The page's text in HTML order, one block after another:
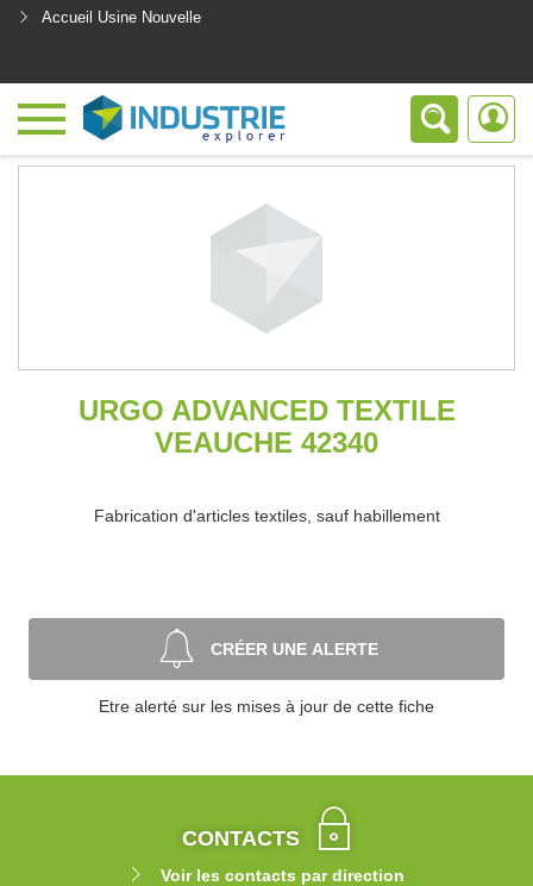
Accueil Usine Nouvelle
URGO ADVANCED TEXTILE
VEAUCHE 42340
Fabrication d'articles textiles, sauf habillement
CRÉER UNE ALERTE
Etre alerté sur les mises à jour de cette fiche
CONTACTS
Voir les contacts par direction